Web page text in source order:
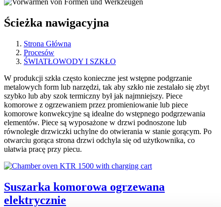
Ścieżka nawigacyjna
Strona Główna
Procesów
ŚWIATŁOWODY I SZKŁO
W produkcji szkła często konieczne jest wstępne podgrzanie
metalowych form lub narzędzi, tak aby szkło nie zestalało się zbyt
szybko lub aby szok termiczny był jak najmniejszy. Piece
komorowe z ogrzewaniem przez promieniowanie lub piece
komorowe konwekcyjne są idealne do wstępnego podgrzewania
elementów. Piece są wyposażone w drzwi podnoszone lub
równoległe drzwiczki uchylne do otwierania w stanie gorącym. Po
otwarciu gorąca strona drzwi odchyla się od użytkownika, co
ułatwia pracę przy piecu.
Suszarka komorowa ogrzewana
elektrycznie